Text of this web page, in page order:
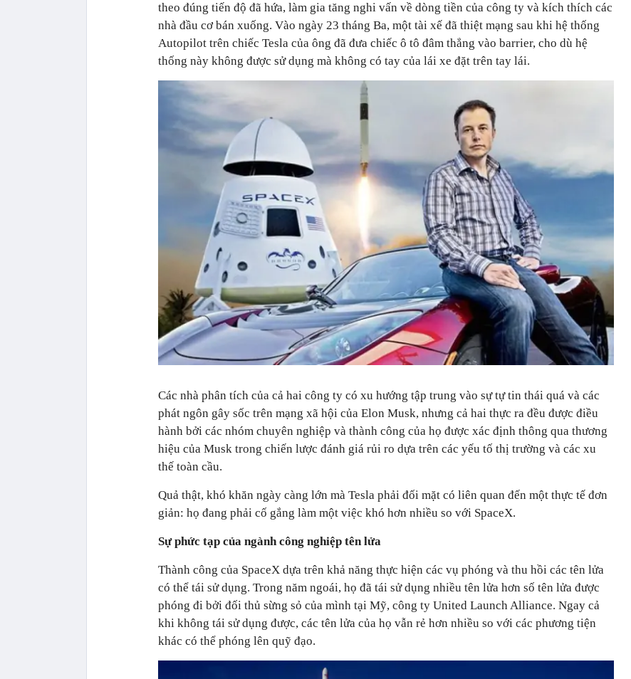
theo đúng tiến độ đã hứa, làm gia tăng nghi vấn về dòng tiền của công ty và kích thích các
nhà đầu cơ bán xuống. Vào ngày 23 tháng Ba, một tài xế đã thiệt mạng sau khi hệ thống
Autopilot trên chiếc Tesla của ông đã đưa chiếc ô tô đâm thẳng vào barrier, cho dù hệ
thống này không được sử dụng mà không có tay của lái xe đặt trên tay lái.
Các nhà phân tích của cả hai công ty có xu hướng tập trung vào sự tự tin thái quá và các
phát ngôn gây sốc trên mạng xã hội của Elon Musk, nhưng cả hai thực ra đều được điều
hành bởi các nhóm chuyên nghiệp và thành công của họ được xác định thông qua thương
hiệu của Musk trong chiến lược đánh giá rủi ro dựa trên các yếu tố thị trường và các xu
thế toàn cầu.
Quả thật, khó khăn ngày càng lớn mà Tesla phải đối mặt có liên quan đến một thực tế đơn
giản: họ đang phải cố gắng làm một việc khó hơn nhiều so với SpaceX.
Sự phức tạp của ngành công nghiệp tên lửa
Thành công của SpaceX dựa trên khả năng thực hiện các vụ phóng và thu hồi các tên lửa
có thể tái sử dụng. Trong năm ngoái, họ đã tái sử dụng nhiều tên lửa hơn số tên lửa được
phóng đi bởi đối thủ sừng sỏ của mình tại Mỹ, công ty United Launch Alliance. Ngay cả
khi không tái sử dụng được, các tên lửa của họ vẫn rẻ hơn nhiều so với các phương tiện
khác có thể phóng lên quỹ đạo.